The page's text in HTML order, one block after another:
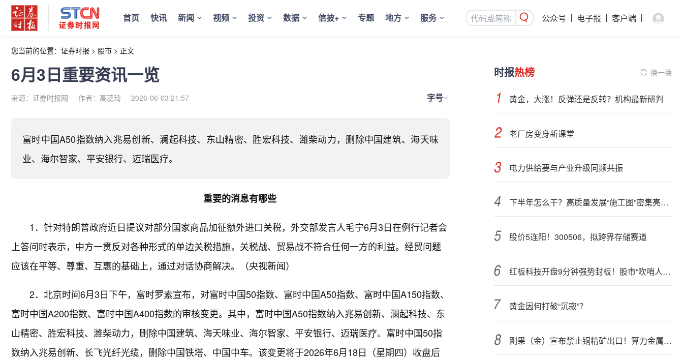
首页 快讯 新闻 视频 投资 数据 信披+ 专题 地方 服务 公众号 电子报 客户端
您当前的位置： 证券时报 > 股市 > 正文
6月3日重要资讯一览
来源：证券时报网 作者：高蕊琦 2026-06-03 21:57 字号
富时中国A50指数纳入兆易创新、澜起科技、东山精密、胜宏科技、潍柴动力，删除中国建筑、海天味
业、海尔智家、平安银行、迈瑞医疗。
重要的消息有哪些
1．针对特朗普政府近日提议对部分国家商品加征额外进口关税，外交部发言人毛宁6月3日在例行记者会
上答问时表示，中方一贯反对各种形式的单边关税措施，关税战、贸易战不符合任何一方的利益。经贸问题
应该在平等、尊重、互惠的基础上，通过对话协商解决。（央视新闻）
2．北京时间6月3日下午，富时罗素宣布，对富时中国50指数、富时中国A50指数、富时中国A150指数、
富时中国A200指数、富时中国A400指数的审核变更。其中，富时中国A50指数纳入兆易创新、澜起科技、东
山精密、胜宏科技、潍柴动力，删除中国建筑、海天味业、海尔智家、平安银行、迈瑞医疗。富时中国50指
数纳入兆易创新、长飞光纤光缆，删除中国铁塔、中国中车。该变更将于2026年6月18日（星期四）收盘后
时报热榜 换一换
黄金，大涨！反弹还是反转？机构最新研判
老厂房变身新课堂
电力供给要与产业升级同频共振
下半年怎么干？高质量发展“施工图”密集亮相 聚焦主业提质增效 国资央企向AI要动能
股价5连阳！300506，拟跨界存储赛道
红板科技开盘9分钟强势封板！股市“吹哨人”突然改口！市场风向变了？
黄金因何打破“沉寂”？
刚果（金）宣布禁止铜精矿出口！算力金属影响多大？